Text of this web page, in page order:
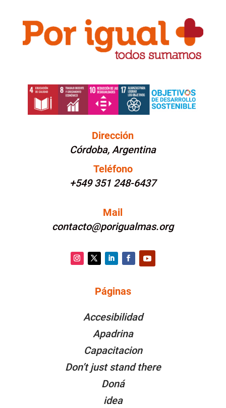
Dirección
Córdoba, Argentina
Teléfono
+549 351 248-6437
Mail
contacto@porigualmas.org
Facebook
Páginas
Accesibilidad
Apadrina
Capacitacion
Don’t just stand there
Doná
idea